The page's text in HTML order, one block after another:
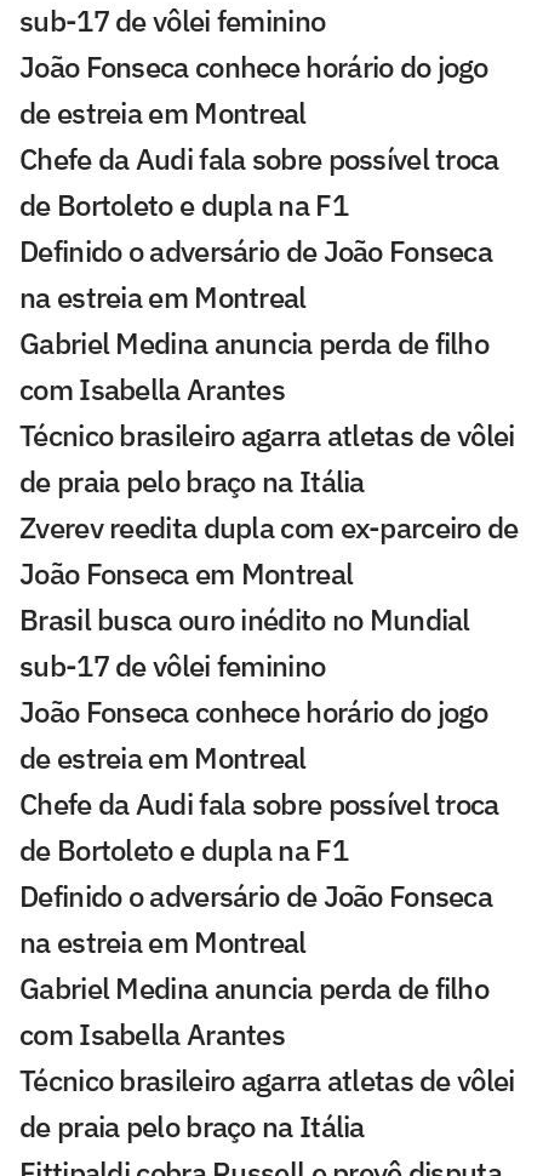
sub-17 de vôlei feminino
João Fonseca conhece horário do jogo
de estreia em Montreal
Chefe da Audi fala sobre possível troca
de Bortoleto e dupla na F1
Definido o adversário de João Fonseca
na estreia em Montreal
Gabriel Medina anuncia perda de filho
com Isabella Arantes
Técnico brasileiro agarra atletas de vôlei
de praia pelo braço na Itália
Zverev reedita dupla com ex-parceiro de
João Fonseca em Montreal
Brasil busca ouro inédito no Mundial
sub-17 de vôlei feminino
João Fonseca conhece horário do jogo
de estreia em Montreal
Chefe da Audi fala sobre possível troca
de Bortoleto e dupla na F1
Definido o adversário de João Fonseca
na estreia em Montreal
Gabriel Medina anuncia perda de filho
com Isabella Arantes
Técnico brasileiro agarra atletas de vôlei
de praia pelo braço na Itália